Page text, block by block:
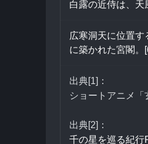
白露の近侍は、天
広寒洞天に位置
に築かれた宮閣。
出典[1]：
ショートアニメ
出典[2]：
千の星を巡る紀行